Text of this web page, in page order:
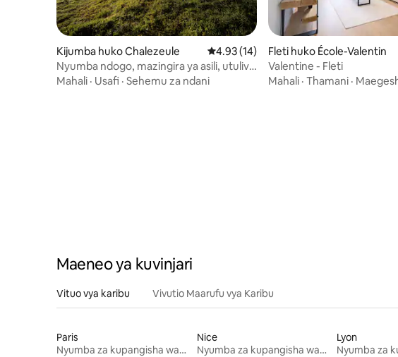
Kijumba huko Chalezeule Ukadiriaji wa wastani wa 4.93 kati ya 5,
4.93 (14)
Nyumba ndogo, mazingira ya asili, utulivu
na upeo wa macho
Mahali · Usafi · Sehemu za ndani
Fleti huko École-Valentin
Valentine - Fleti
Mahali · Thamani ·
Maeneo ya kuvinjari
Vituo vya karibu Vivutio Maarufu vya Karibu
Paris
Nyumba za kupangisha wakati wa likizo
Nice
Nyumba za kupangisha wakati wa likizo
Lyon